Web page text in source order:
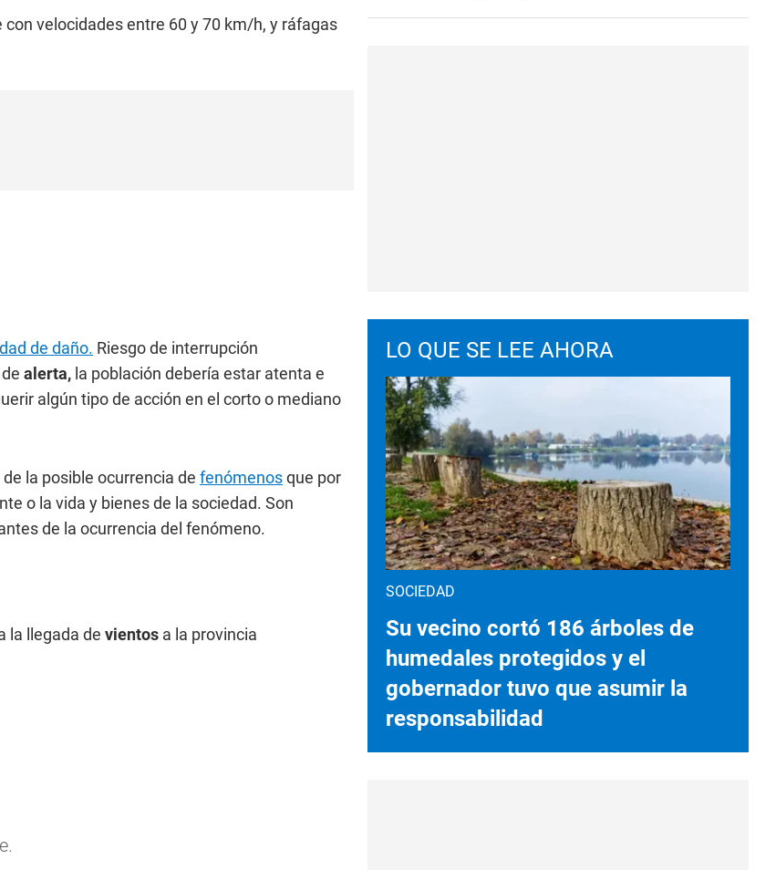
velocidades entre 60 y 70 km/h, y ráfagas
de daño. Riesgo de interrupción
alerta, la población debería estar atenta e
algún tipo de acción en el corto o mediano
la posible ocurrencia de fenómenosque por
o la vida y bienes de la sociedad. Son
de la ocurrencia del fenómeno.
la llegada de vientos a la provincia
LO QUE SE LEE AHORA
SOCIEDAD
Su vecino cortó 186 árboles de
humedales protegidos y el
gobernador tuvo que asumir la
responsabilidad